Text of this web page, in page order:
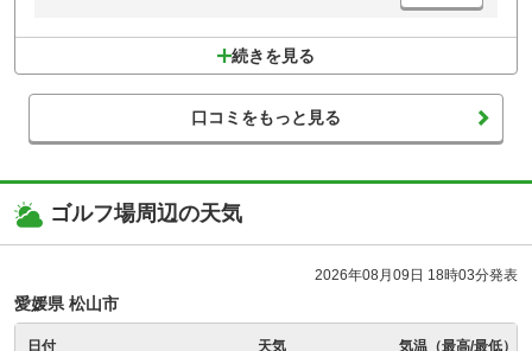
続きを見る
口コミをもっと見る
ゴルフ場周辺の天気
2026年08月09日 18時03分発表
愛媛県 松山市
日付 天気 気温（最高/最低）